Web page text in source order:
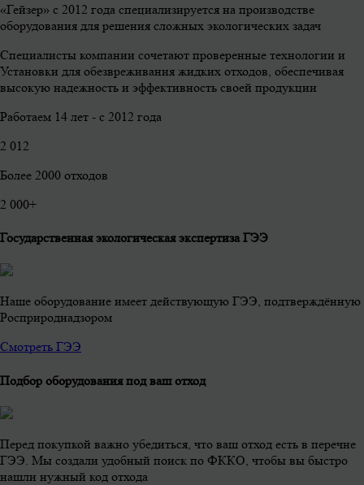
«Гейзер» с 2012 года специализируется на производстве
оборудования для решения сложных экологических задач
Специалисты компании сочетают проверенные технологии и
Установки для обезвреживания жидких отходов, обеспечивая
высокую надежность и эффективность своей продукции
Работаем 14 лет - с 2012 года
2 012
Более 2000 отходов
2 000+
Государственная экологическая экспертиза ГЭЭ
Наше оборудование имеет действующую ГЭЭ, подтверждённую
Росприроднадзором
Смотреть ГЭЭ
Подбор оборудования под ваш отход
Перед покупкой важно убедиться, что ваш отход есть в перечне
ГЭЭ. Мы создали удобный поиск по ФККО, чтобы вы быстро
нашли нужный код отхода